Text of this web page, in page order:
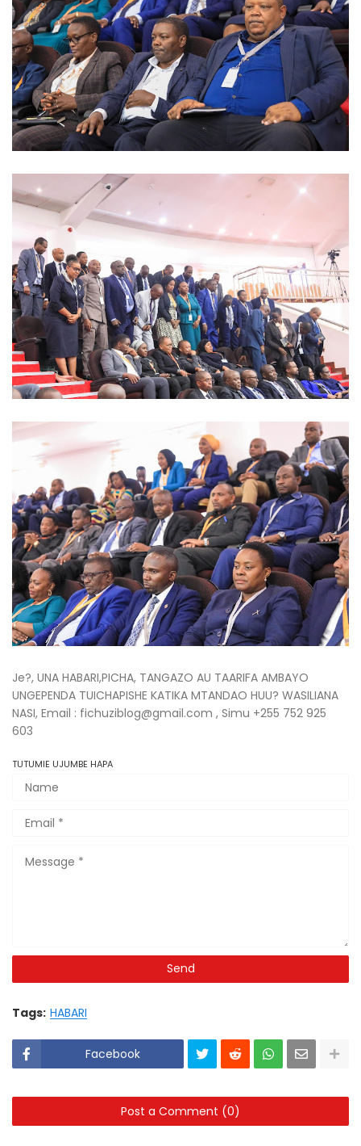
Je?, UNA HABARI,PICHA, TANGAZO AU TAARIFA AMBAYO
UNGEPENDA TUICHAPISHE KATIKA MTANDAO HUU? WASILIANA
NASI, Email : fichuziblog@gmail.com , Simu +255 752 925
603
TUTUMIE UJUMBE HAPA
Tags: HABARI
Facebook
Post a Comment (0)